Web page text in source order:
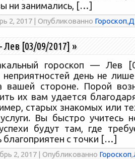
ни занимались, […]
2, 2017 | Опубликованно Гороскоп,
Лев [03/09/2017] »
гороскоп — Лев
неприятностей день не
вашей стороне. Порой
их вам удается
старых знакомых или
Вы быстро учитесь
будут там, где
с точки […]
2, 2017 | Опубликованно Гороскоп,